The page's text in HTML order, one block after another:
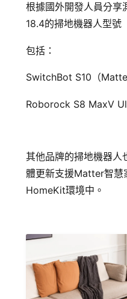
根據國外開發人員分享
18.4的掃地機器人型號
包括：
SwitchBot S10（
Roborock S8 MaxV
其他品牌的掃地機器人
體更新支援Matter智慧
HomeKit環境中。